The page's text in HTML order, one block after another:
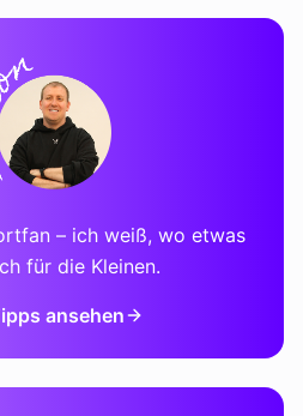
– ich weiß, wo etwas
für die Kleinen.
ansehen